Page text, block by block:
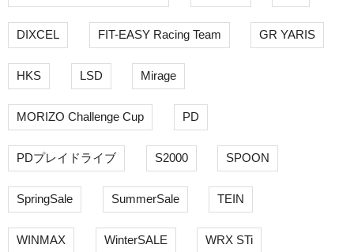
DIXCEL FIT-EASY Racing Team GR YARIS
HKS LSD Mirage
MORIZO Challenge Cup PD
PDプレイドライブ S2000 SPOON
SpringSale SummerSale TEIN
WINMAX WinterSALE WRX STi